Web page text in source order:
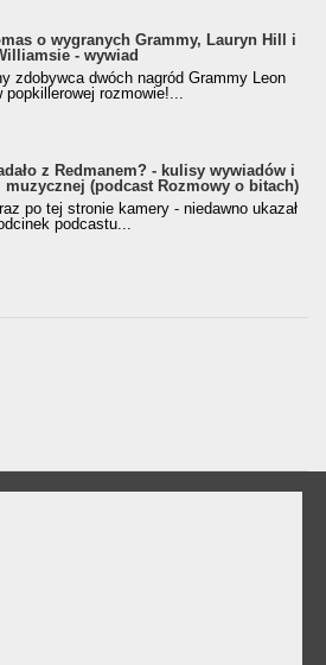
o wygranych Grammy, Lauryn Hill i
- wywiad
zdobywca dwóch nagród Grammy Leon
popkillerowej rozmowie!...
z Redmanem? - kulisy wywiadów i
(podcast Rozmowy o bitach)
po tej stronie kamery - niedawno ukazał
podcastu...